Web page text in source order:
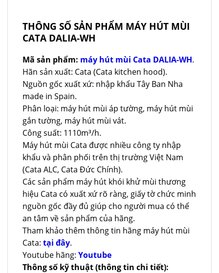
THÔNG SỐ SẢN PHẨM MÁY HÚT MÙI
CATA DALIA-WH
Mã sản phẩm: máy hút mùi Cata DALIA-WH.
Hãn sản xuất: Cata (Cata kitchen hood).
Nguồn gốc xuất xứ: nhập khẩu Tây Ban Nha
made in Spain.
Phân loại: máy hút mùi áp tường, máy hút mùi
gắn tường, máy hút mùi vát.
Công suất: 1110m³/h.
Máy hút mùi Cata được nhiều công ty nhập
khẩu và phân phối trên thị trường Việt Nam
(Cata ALC, Cata Đức Chính).
Các sản phẩm máy hút khói khử mùi thương
hiệu Cata có xuất xứ rõ ràng, giấy tờ chức minh
nguồn gốc đầy đủ giúp cho người mua có thể
an tâm về sản phẩm của hãng.
Tham khảo thêm thông tin hãng máy hút mùi
Cata: tại đây.
Youtube hãng: Youtube
Thông số kỹ thuật (thông tin chi tiết):